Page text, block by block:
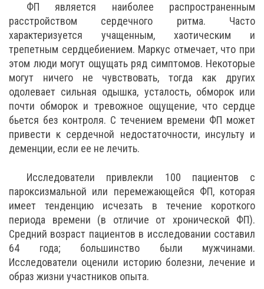
ФП является наиболее распространенным
расстройством сердечного ритма. Часто
характеризуется учащенным, хаотическим и
трепетным сердцебиением. Маркус отмечает, что при
этом люди могут ощущать ряд симптомов. Некоторые
могут ничего не чувствовать, тогда как других
одолевает сильная одышка, усталость, обморок или
почти обморок и тревожное ощущение, что сердце
бьется без контроля. С течением времени ФП может
привести к сердечной недостаточности, инсульту и
деменции, если ее не лечить.
Исследователи привлекли 100 пациентов с
пароксизмальной или перемежающейся ФП, которая
имеет тенденцию исчезать в течение короткого
периода времени (в отличие от хронической ФП).
Средний возраст пациентов в исследовании составил
64 года; большинство были мужчинами.
Исследователи оценили историю болезни, лечение и
образ жизни участников опыта.